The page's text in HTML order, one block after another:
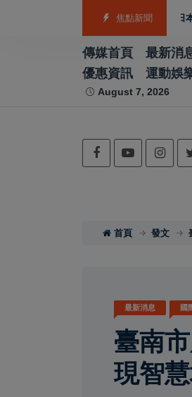
焦點新聞
球跆拳道展現青年競技實力 日本熊本強震
傳媒首頁 最新消
優惠資訊
運動娛
August 7, 2026
首頁 發文
最新消息 國
臺南
現智